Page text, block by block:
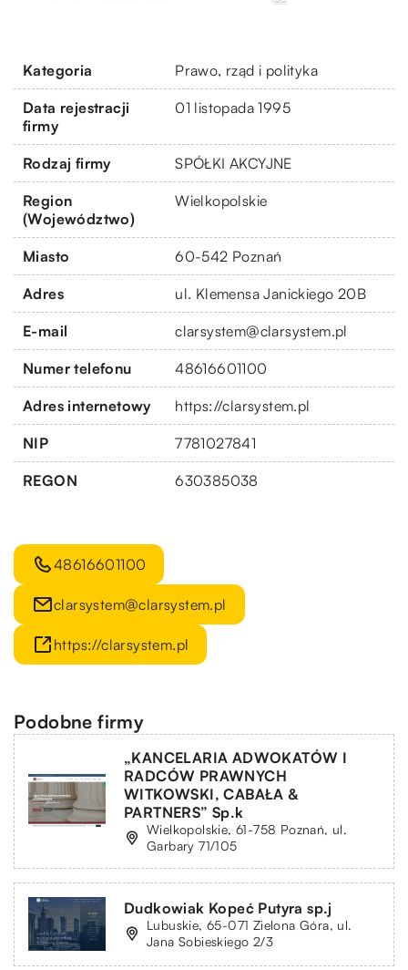
Kategoria Prawo, rząd i polityka
Data rejestracji
firmy
01 listopada 1995
Rodzaj firmy SPÓŁKI AKCYJNE
Region
(Województwo)
Wielkopolskie
Miasto 60-542 Poznań
Adres ul. Klemensa Janickiego 20B
E-mail clarsystem@clarsystem.pl
Numer telefonu 48616601100
Adres internetowy https://clarsystem.pl
NIP 7781027841
REGON 630385038
48616601100
clarsystem@clarsystem.pl
https://clarsystem.pl
Podobne firmy
„KANCELARIA ADWOKATÓW I
RADCÓW PRAWNYCH
WITKOWSKI, CABAŁA &
PARTNERS” Sp.k
Wielkopolskie, 61-758 Poznań, ul.
Garbary 71/105
Dudkowiak Kopeć Putyra sp.j
Lubuskie, 65-071 Zielona Góra, ul.
Jana Sobieskiego 2/3